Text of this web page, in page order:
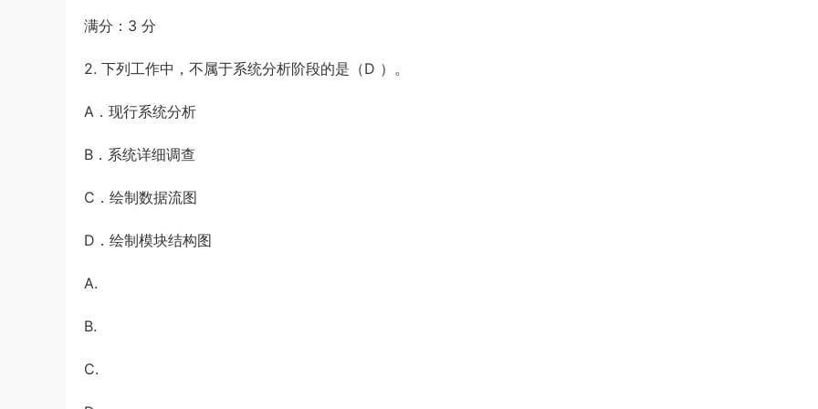
满分：3 分
2. 下列工作中，不属于系统分析阶段的是（D ）。
A．现行系统分析
B．系统详细调查
C．绘制数据流图
D．绘制模块结构图
A.
B.
C.